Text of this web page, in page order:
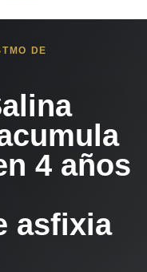
DE
4 años
asfixia